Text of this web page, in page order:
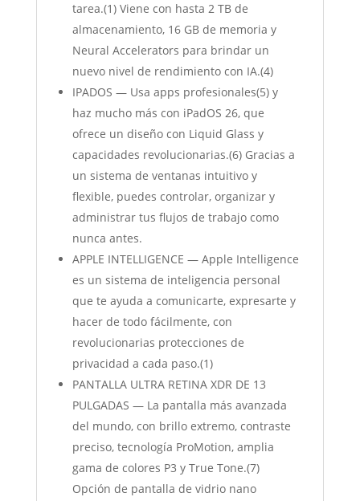
tarea.(1) Viene con hasta 2 TB de
almacenamiento, 16 GB de memoria y
Neural Accelerators para brindar un
nuevo nivel de rendimiento con IA.(4)
IPADOS — Usa apps profesionales(5) y
haz mucho más con iPadOS 26, que
ofrece un diseño con Liquid Glass y
capacidades revolucionarias.(6) Gracias a
un sistema de ventanas intuitivo y
flexible, puedes controlar, organizar y
administrar tus flujos de trabajo como
nunca antes.
APPLE INTELLIGENCE — Apple Intelligence
es un sistema de inteligencia personal
que te ayuda a comunicarte, expresarte y
hacer de todo fácilmente, con
revolucionarias protecciones de
privacidad a cada paso.(1)
PANTALLA ULTRA RETINA XDR DE 13
PULGADAS — La pantalla más avanzada
del mundo, con brillo extremo, contraste
preciso, tecnología ProMotion, amplia
gama de colores P3 y True Tone.(7)
Opción de pantalla de vidrio nano